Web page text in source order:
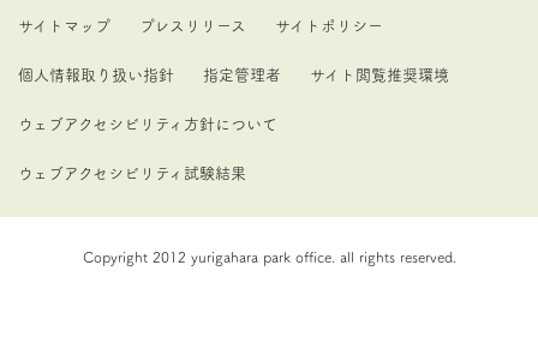
サイトマップ プレスリリース サイトポリシー
個人情報取り扱い指針 指定管理者 サイト閲覧推奨環境
ウェブアクセシビリティ方針について
ウェブアクセシビリティ試験結果
Copyright 2012 yurigahara park office. all rights reserved.